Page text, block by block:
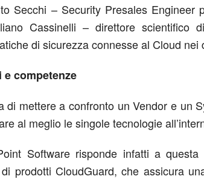
Secchi – Security Presales Engineer
Cassinelli – direttore
di sicurezza connesse al Cloud nei
e competenze
di mettere a confronto un Vendor e un
al meglio le singole tecnologie
Software risponde infatti a
prodotti CloudGuard, che assicura